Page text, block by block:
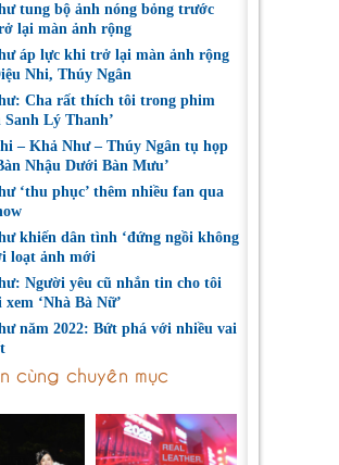
tung bộ ảnh nóng bỏng trước
lại màn ảnh rộng
áp lực khi trở lại màn ảnh rộng
Nhi, Thúy Ngân
Cha rất thích tôi trong phim
Sanh Lý Thanh’
– Khả Như – Thúy Ngân tụ họp
Nhậu Dưới Bàn Mưu’
‘thu phục’ thêm nhiều fan qua
khiến dân tình ‘đứng ngồi không
loạt ảnh mới
Người yêu cũ nhắn tin cho tôi
xem ‘Nhà Bà Nữ’
năm 2022: Bứt phá với nhiều vai
cùng chuyên mục